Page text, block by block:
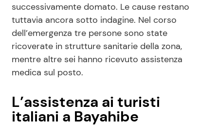
successivamente domato. Le cause restano
tuttavia ancora sotto indagine. Nel corso
dell’emergenza tre persone sono state
ricoverate in strutture sanitarie della zona,
mentre altre sei hanno ricevuto assistenza
medica sul posto.
L’assistenza ai turisti
italiani a Bayahibe